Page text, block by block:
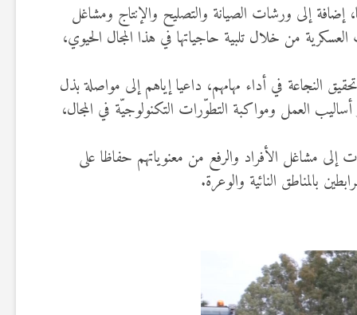
إضافة إلى ورشات الصيانة والتصليح والإنتاج ومشاغل
العسكرية من خلال تلبية حاجياتها في هذا المجال الحيوي،
النجاعة في أداء مهامهم، داعيا إياهم إلى مواصلة بذل
العمل ومواكبة التطوّرات التكنولوجيّة في المجال،
إلى مشاغل الأفراد والرفع من معنوياتهم حفاظا على
بالمناطق النائية والوعرة.